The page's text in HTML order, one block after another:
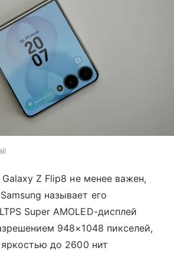
Z Flip8 не менее важен,
называет его
Super AMOLED-дисплей
948×1048 пикселей,
до 2600 нит